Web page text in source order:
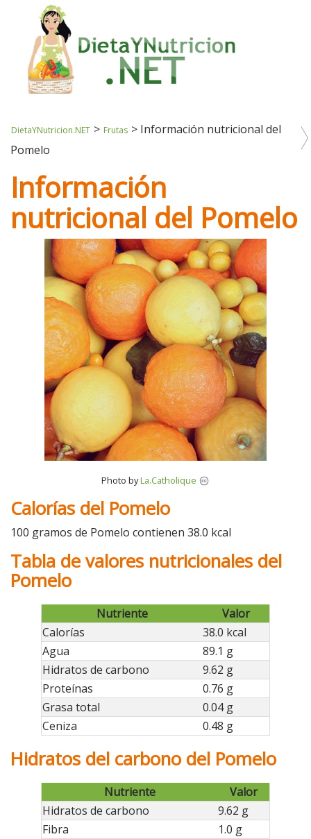
DietaYNutricion.NET > Frutas > Información nutricional del
Pomelo
Información
nutricional del Pomelo
Photo byLa.Catholique
Calorías del Pomelo
100 gramos de Pomelo contienen 38.0 kcal
Tabla de valores nutricionales del
Pomelo
Nutriente
Valor
Calorías
38.0 kcal
Agua
89.1 g
Hidratos de carbono
9.62 g
Proteínas
0.76 g
Grasa total
0.04 g
Ceniza
0.48 g
Hidratos del carbono del Pomelo
Nutriente
Valor
Hidratos de carbono
9.62 g
Fibra
1.0 g